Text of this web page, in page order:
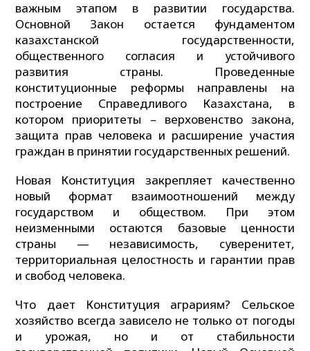
важным этапом в развитии государства.
Основной Закон остается фундаментом
казахстанской государственности,
общественного согласия и устойчивого
развития страны. Проведенные
конституционные реформы направлены на
построение Справедливого Казахстана, в
котором приоритеты – верховенство закона,
защита прав человека и расширение участия
граждан в принятии государственных решений.
Новая Конституция закрепляет качественно
новый формат взаимоотношений между
государством и обществом. При этом
неизменными остаются базовые ценности
страны — независимость, суверенитет,
территориальная целостность и гарантии прав
и свобод человека.
Что дает Конституция аграриям? Сельское
хозяйство всегда зависело не только от погоды
и урожая, но и от стабильности